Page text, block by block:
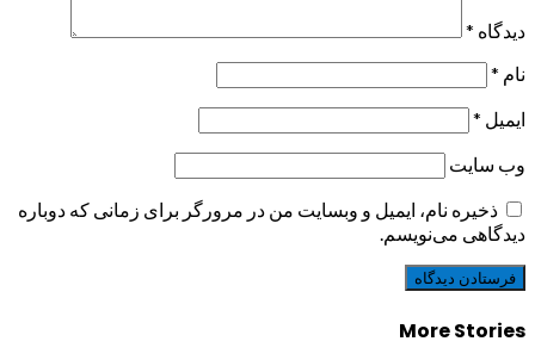
دیدگاه *
نام *
ایمیل *
وب‌ سایت
ذخیره نام، ایمیل و وبسایت من در مرورگر برای زمانی که دوباره
دیدگاهی می‌نویسم.
More Stories